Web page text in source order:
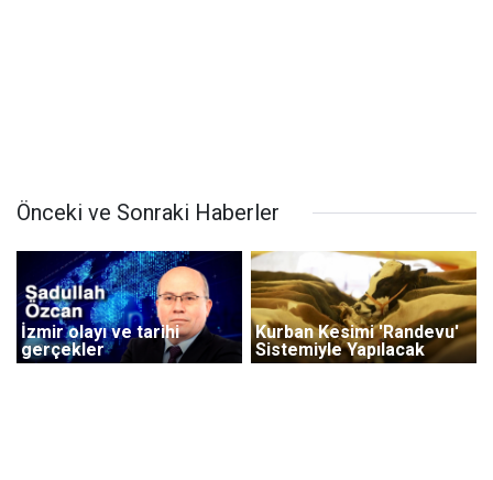
Önceki ve Sonraki Haberler
İzmir olayı ve tarihi
gerçekler
Kurban Kesimi 'Randevu'
Sistemiyle Yapılacak